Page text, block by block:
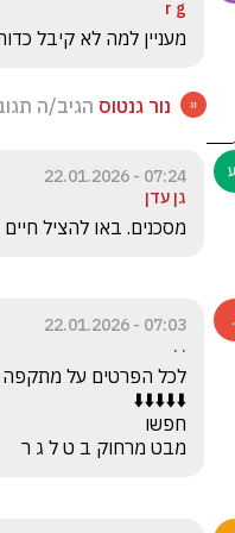
r g
מעניין למה לא קיבל
נור גנטוס הגיב/ה
07:24 - 22.01.2026
גן עדן
מסכנים. באו להציל
07:03 - 22.01.2026
. .
מבט מרחוק ב ט ל ג ר